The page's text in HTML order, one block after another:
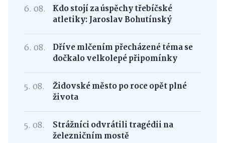
6. 08.
Kdo stojí za úspěchy třebíčské
atletiky: Jaroslav Bohutínský
6. 08.
Dříve mlčením přecházené téma se
dočkalo velkolepé připomínky
5. 08.
Židovské město po roce opět plné
života
5. 08.
Strážníci odvrátili tragédii na
železničním mostě